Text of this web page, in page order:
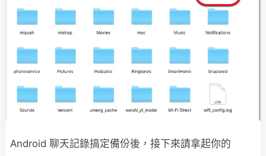
Android 聊天記錄搞定備份後，接下來請拿起你的